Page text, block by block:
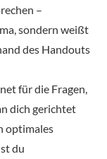
–
sondern weißt
des Handouts
für die Fragen,
dich gerichtet
optimales
du